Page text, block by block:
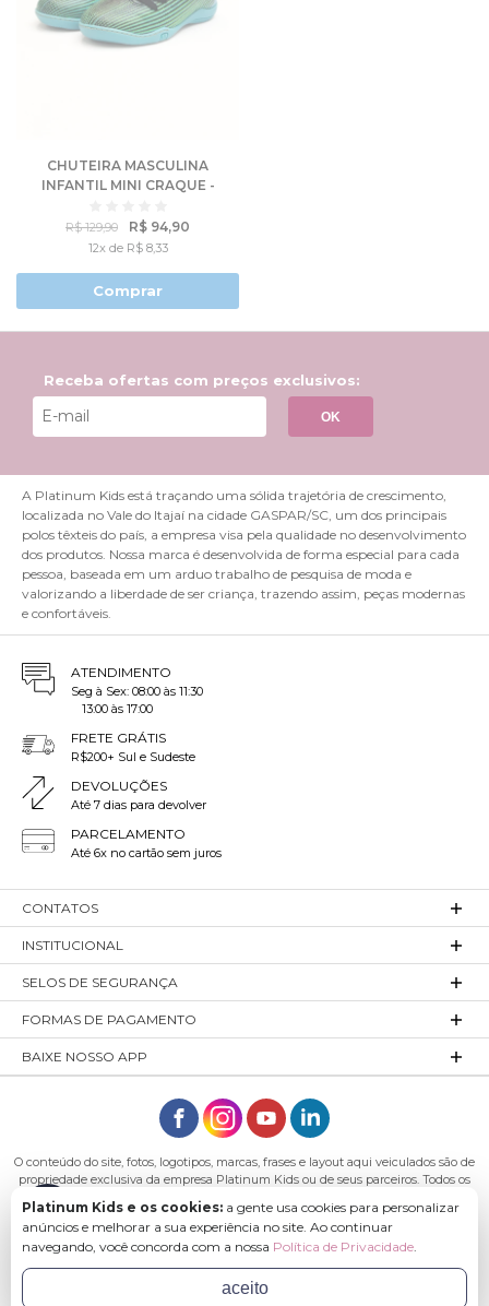
CHUTEIRA MASCULINA
INFANTIL MINI CRAQUE -
R$ 129,90 R$ 94,90
12x de R$ 8,33
Comprar
Receba ofertas com preços exclusivos:
OK
A Platinum Kids está traçando uma sólida trajetória de crescimento,
localizada no Vale do Itajaí na cidade GASPAR/SC, um dos principais
polos têxteis do país, a empresa visa pela qualidade no desenvolvimento
dos produtos. Nossa marca é desenvolvida de forma especial para cada
pessoa, baseada em um arduo trabalho de pesquisa de moda e
valorizando a liberdade de ser criança, trazendo assim, peças modernas
e confortáveis.
ATENDIMENTO
Seg à Sex: 08:00 às 11:30
13:00 às 17:00
FRETE GRÁTIS
R$200+ Sul e Sudeste
DEVOLUÇÕES
Até 7 dias para devolver
PARCELAMENTO
Até 6x no cartão sem juros
CONTATOS
INSTITUCIONAL
SELOS DE SEGURANÇA
FORMAS DE PAGAMENTO
BAIXE NOSSO APP
O conteúdo do site, fotos, logotipos, marcas, frases e layout aqui veiculados são de
propriedade exclusiva da empresa Platinum Kids ou de seus parceiros. Todos os
direitos reservados. Platinum Kids - Platinum Indústria de Confecções LTDA -
CNPJ: 27.180.131/0001-54 Endereço: Rod. Ivo Silveira, n° 7505 - Bateias, Gaspar - SC,
89113-040
Platinum Kids e os cookies: a gente usa cookies para personalizar
anúncios e melhorar a sua experiência no site. Ao continuar
navegando, você concorda com a nossa Política de Privacidade.
aceito